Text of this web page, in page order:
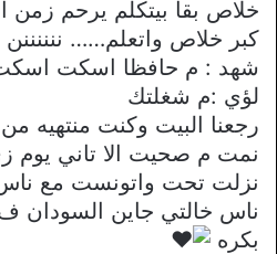
خلاص بقا بيتكلم يرحم
كبر خلاص واتعلم…… ننننننن
شهد : م حافظا اسكت
لؤي :م شغلتك
رجعنا البيت وكنت منتهيه
نمت م صحيت الا تاني يوم زي
نزلت تحت واتونست مع ناس
ناس خالتي جاين
بكره